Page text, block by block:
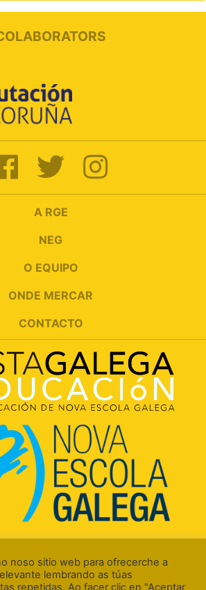
A RGE
NEG
O EQUIPO
ONDE MERCAR
CONTACTO
Luís Freire, 5 Baixo
de Compostela (A Coruña)
noso sitio web para ofrecerche a
lembrando as túas
repetidas. Ao facer clic en "Aceptar